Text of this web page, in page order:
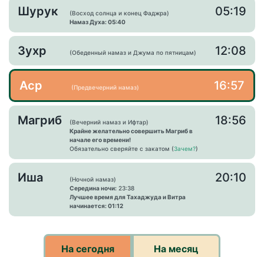
Шурук
(Восход солнца и конец Фаджра)
Намаз Духа: 05:40
05:19
Зухр (Обеденный намаз и Джума по пятницам) 12:08
Аср (Предвечерний намаз) 16:57
Магриб
(Вечерний намаз и Ифтар)
Крайне желательно совершить Магриб в
начале его времени!
Обязательно сверяйте с закатом (Зачем?)
18:56
Иша
(Ночной намаз)
Середина ночи: 23:38
Лучшее время для Тахаджуда и Витра
начинается: 01:12
20:10
На сегодня На месяц